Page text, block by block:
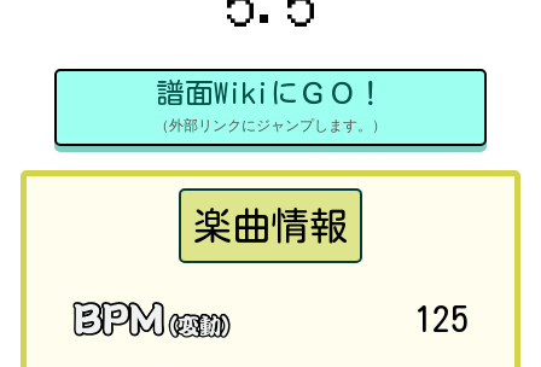
譜面WikiにＧＯ！
（外部リンクにジャンプします。）
楽曲情報
125